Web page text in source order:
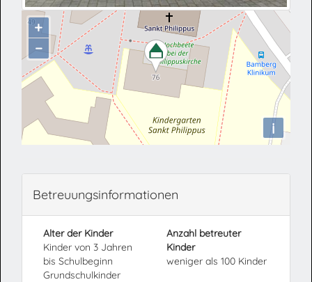
+
−
i
Betreuungsinformationen
Alter der Kinder
Kinder von 3 Jahren
bis Schulbeginn
Grundschulkinder
Anzahl betreuter
Kinder
weniger als 100 Kinder